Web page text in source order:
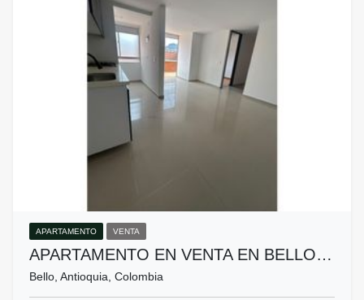
APARTAMENTO VENTA
APARTAMENTO EN VENTA EN BELLO…
Bello, Antioquia, Colombia